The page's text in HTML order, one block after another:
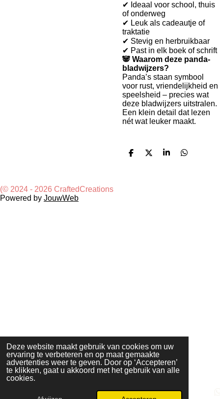
Deze website maakt gebruik van cookies om uw
ervaring te verbeteren en op maat gemaakte
advertenties weer te geven. Door op ‘Accepteren’
te klikken, gaat u akkoord met het gebruik van alle
cookies.
✔ Ideaal voor school, thuis
of onderweg
✔ Leuk als cadeautje of
traktatie
✔ Stevig en herbruikbaar
✔ Past in elk boek of schrift
🐼 Waarom deze panda-
bladwijzers?
Panda’s staan symbool
voor rust, vriendelijkheid en
speelsheid – precies wat
deze bladwijzers uitstralen.
Een klein detail dat lezen
nét wat leuker maakt.
D
D
S
D
(© 2024 - 2026 CraftedCreations
Powered by JouwWeb